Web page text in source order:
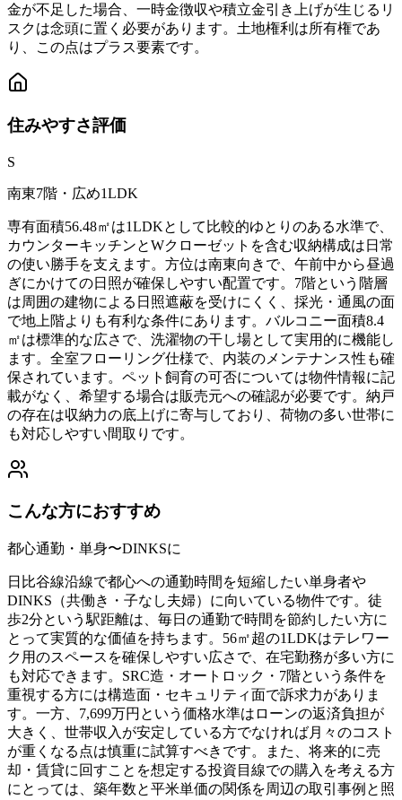
金が不足した場合、一時金徴収や積立金引き上げが生じるリ
スクは念頭に置く必要があります。土地権利は所有権であ
り、この点はプラス要素です。
住みやすさ評価
S
南東7階・広め1LDK
専有面積56.48㎡は1LDKとして比較的ゆとりのある水準で、
カウンターキッチンとWクローゼットを含む収納構成は日常
の使い勝手を支えます。方位は南東向きで、午前中から昼過
ぎにかけての日照が確保しやすい配置です。7階という階層
は周囲の建物による日照遮蔽を受けにくく、採光・通風の面
で地上階よりも有利な条件にあります。バルコニー面積8.4
㎡は標準的な広さで、洗濯物の干し場として実用的に機能し
ます。全室フローリング仕様で、内装のメンテナンス性も確
保されています。ペット飼育の可否については物件情報に記
載がなく、希望する場合は販売元への確認が必要です。納戸
の存在は収納力の底上げに寄与しており、荷物の多い世帯に
も対応しやすい間取りです。
こんな方におすすめ
都心通勤・単身〜DINKSに
日比谷線沿線で都心への通勤時間を短縮したい単身者や
DINKS（共働き・子なし夫婦）に向いている物件です。徒
歩2分という駅距離は、毎日の通勤で時間を節約したい方に
とって実質的な価値を持ちます。56㎡超の1LDKはテレワー
ク用のスペースを確保しやすい広さで、在宅勤務が多い方に
も対応できます。SRC造・オートロック・7階という条件を
重視する方には構造面・セキュリティ面で訴求力がありま
す。一方、7,699万円という価格水準はローンの返済負担が
大きく、世帯収入が安定している方でなければ月々のコスト
が重くなる点は慎重に試算すべきです。また、将来的に売
却・賃貸に回すことを想定する投資目線での購入を考える方
にとっては、築年数と平米単価の関係を周辺の取引事例と照